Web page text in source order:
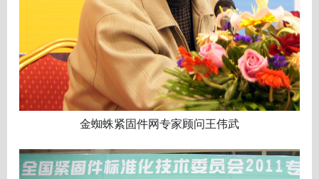
金蜘蛛紧固件网专家顾问王伟武